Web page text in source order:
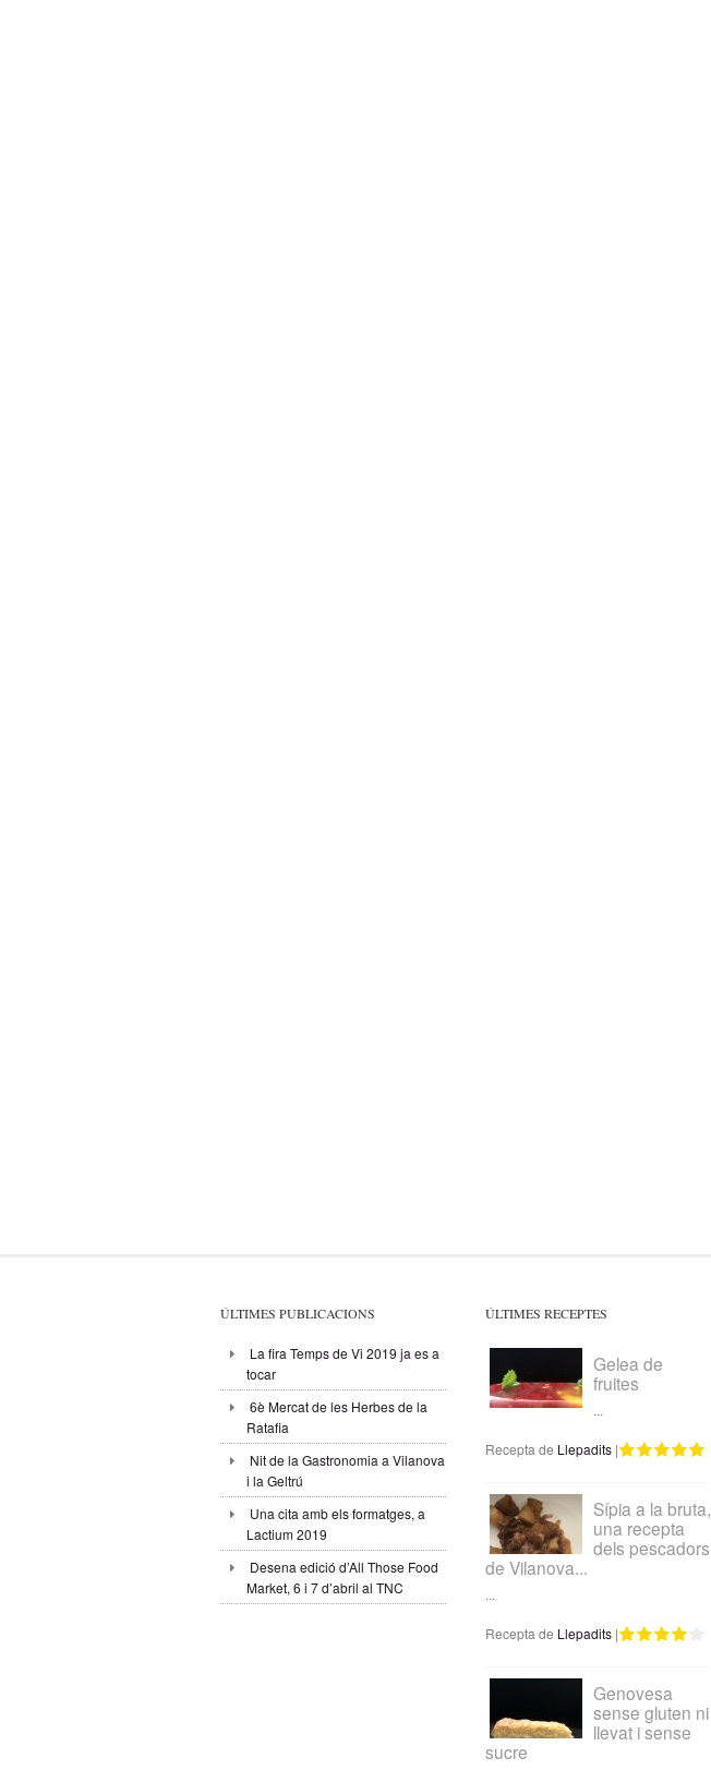
ÚLTIMES PUBLICACIONS
La fira Temps de Vi 2019 ja es a
tocar
6è Mercat de les Herbes de la
Ratafia
Nit de la Gastronomia a Vilanova
i la Geltrú
Una cita amb els formatges, a
Lactium 2019
Desena edició d’All Those Food
Market, 6 i 7 d’abril al TNC
ÚLTIMES RECEPTES
Gelea de
fruites
...
Recepta de Llepadits|
Sípia a la bruta,
una recepta
dels pescadors
de Vilanova...
...
Recepta de Llepadits|
Genovesa
sense gluten ni
llevat i sense
sucre